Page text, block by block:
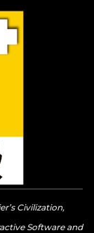
Civilization,
Software and